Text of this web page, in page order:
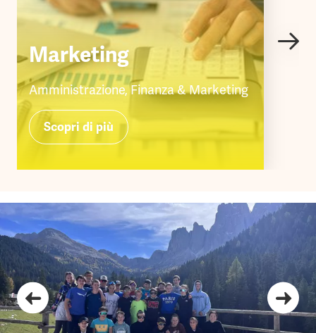
Marketing
Amministrazione, Finanza & Marketing
Scopri di più